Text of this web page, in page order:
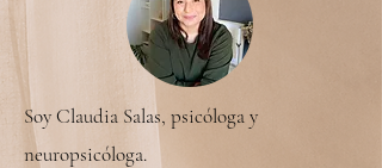
Soy Claudia Salas, psicóloga y
neuropsicóloga.